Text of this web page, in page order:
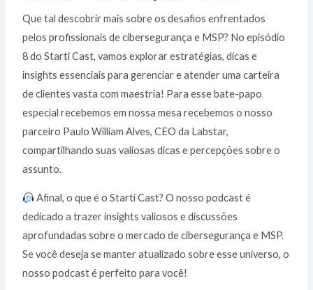
Que tal descobrir mais sobre os desafios enfrentados
pelos profissionais de cibersegurança e MSP? No episódio
8 do Starti Cast, vamos explorar estratégias, dicas e
insights essenciais para gerenciar e atender uma carteira
de clientes vasta com maestria! Para esse bate-papo
especial recebemos em nossa mesa recebemos o nosso
parceiro Paulo William Alves, CEO da Labstar,
compartilhando suas valiosas dicas e percepções sobre o
assunto.
Afinal, o que é o Starti Cast? O nosso podcast é
dedicado a trazer insights valiosos e discussões
aprofundadas sobre o mercado de cibersegurança e MSP.
Se você deseja se manter atualizado sobre esse universo, o
nosso podcast é perfeito para você!